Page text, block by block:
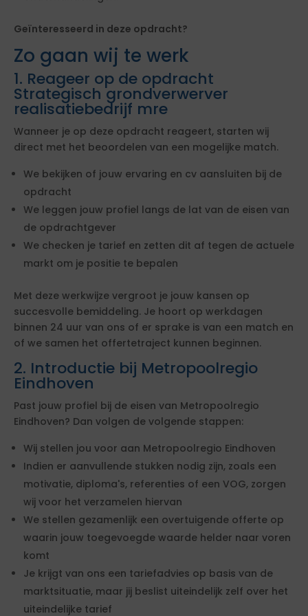
Geïnteresseerd in deze opdracht?
Zo gaan wij te werk
1. Reageer op de opdracht
Strategisch grondverwerver
realisatiebedrijf mre
Wanneer je op deze opdracht reageert, starten wij
direct met het beoordelen van een mogelijke match.
We bekijken of jouw ervaring en cv aansluiten bij de
opdracht
We leggen jouw profiel langs de lat van de eisen van
de opdrachtgever
We checken je tarief en zetten dit af tegen de actuele
markt om je positie te bepalen
Met deze werkwijze vergroot je jouw kansen op
succesvolle bemiddeling. Je hoort op werkdagen
binnen 24 uur van ons of er sprake is van een match en
of we samen het offertetraject kunnen beginnen.
2. Introductie bij Metropoolregio
Eindhoven
Past jouw profiel bij de eisen van Metropoolregio
Eindhoven? Dan volgen de volgende stappen:
Wij stellen jou voor aan Metropoolregio Eindhoven
Indien er aanvullende stukken nodig zijn, zoals een
motivatie, diploma's, referenties of een VOG, zorgen
wij voor het verzamelen hiervan
We stellen gezamenlijk een overtuigende offerte op
waarin jouw toegevoegde waarde helder naar voren
komt
Je krijgt van ons een tariefadvies op basis van de
marktsituatie, maar jij beslist uiteindelijk zelf over het
uiteindelijke tarief